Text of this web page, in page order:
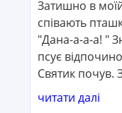
Затишно в
співають
"Дана-а-а-а! "
псує
Святик почув.
читати далі